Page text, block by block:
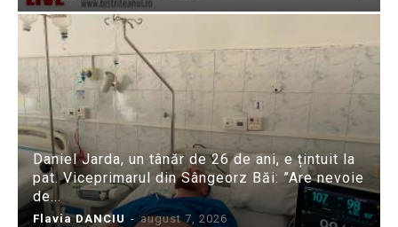
Daniel Jarda, un tânăr de 26 de ani, e țintuit la
pat. Viceprimarul din Sângeorz Băi: ”Are nevoie
de...
Flavia DANCIU - august 7, 2026